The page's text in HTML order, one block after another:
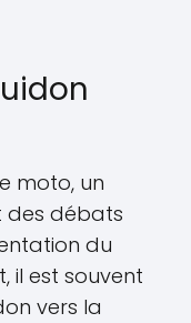
moto, un
des débats
du
il est souvent
vers la